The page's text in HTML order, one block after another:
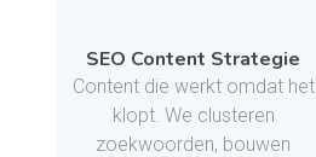
SEO Content Strategie
Content die werkt omdat het
klopt. We clusteren
zoekwoorden, bouwen